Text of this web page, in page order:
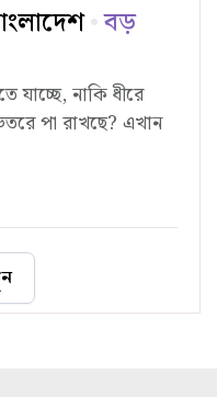
বড়
যাচ্ছে, নাকি ধীরে
পা রাখছে? এখান